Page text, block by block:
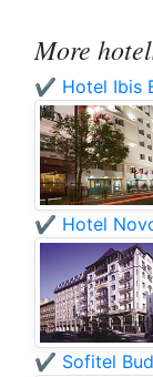
More
✔️ Hotel Ibis
✔️ Hotel
✔️ Sofitel